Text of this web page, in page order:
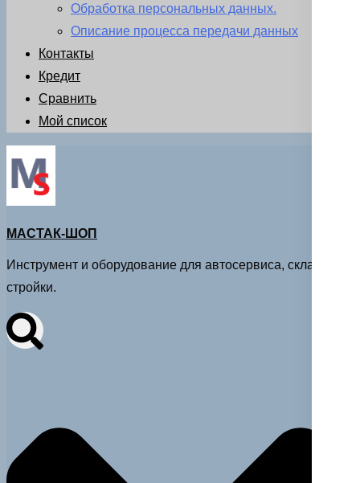
Обработка персональных данных.
Описание процесса передачи данных
Контакты
Кредит
Сравнить
Мой список
МАСТАК-ШОП
Инструмент и оборудование для автосервиса, склада и
стройки.